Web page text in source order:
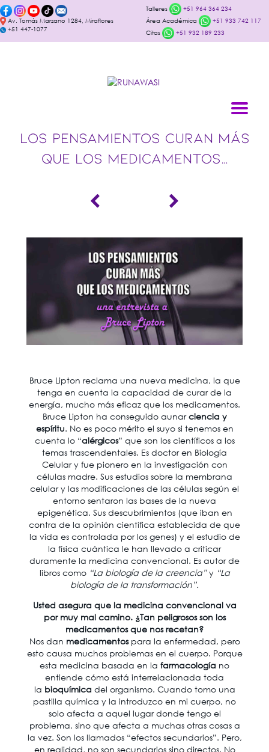
Av. Tomás Marzano 1284, Miraflores
+51 447-1077
Talleres
+51 964 364 234
Área Académica
+51 933 742 117
Citas
+51 932 189 233
LOS PENSAMIENTOS CURAN MÁS
QUE LOS MEDICAMENTOS…
Bruce Lipton reclama una nueva medicina, la que
tenga en cuenta la capacidad de curar de la
energía, mucho más eficaz que los medicamentos.
Bruce Lipton ha conseguido aunarciencia y
espíritu. No es poco mérito el suyo si tenemos en
cuenta lo “alérgicos” que son los científicos a los
temas trascendentales. Es doctor en Biología
Celular y fue pionero en la investigación con
células madre. Sus estudios sobre la membrana
celular y las modificaciones de las células según el
entorno sentaron las bases de la nueva
epigenética. Sus descubrimientos (que iban en
contra de la opinión científica establecida de que
la vida es controlada por los genes) y el estudio de
la física cuántica le han llevado a criticar
duramente la medicina convencional. Es autor de
libros como “La biología de la creencia”y“La
biología de la transformación”.
Usted asegura que la medicina convencional va
por muy mal camino. ¿Tan peligrosos son los
medicamentos que nos recetan?
Nos dan medicamentospara la enfermedad, pero
esto causa muchos problemas en el cuerpo. Porque
esta medicina basada en la farmacología no
entiende cómo está interrelacionada toda
la bioquímica del organismo. Cuando tomo una
pastilla química y la introduzco en mi cuerpo, no
solo afecta a aquel lugar donde tengo el
problema, sino que afecta a muchas otras cosas a
la vez. Son los llamados “efectos secundarios”. Pero,
en realidad, no son secundarios sino directos. No